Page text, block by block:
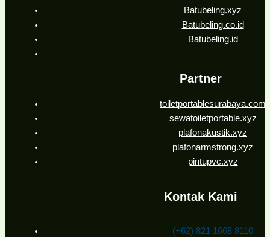
Batubeling.xyz
Batubeling.co.id
Batubeling.id
Partner
toiletportablesurabaya.com
sewatoiletportable.xyz
plafonakustik.xyz
plafonarmstrong.xyz
pintupvc.xyz
Kontak Kami
(+62) 821 1668 8110